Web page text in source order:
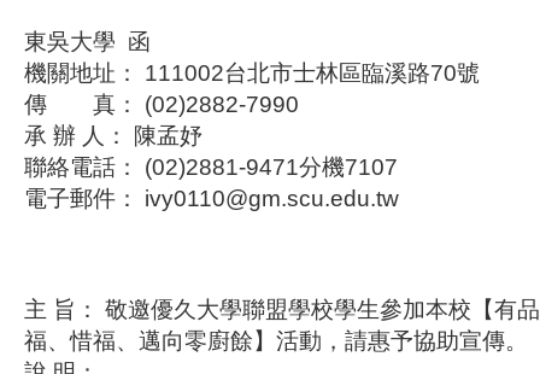
東吳大學 函
機關地址： 111002台北市士林區臨溪路70號
傳 真： (02)2882-7990
承 辦 人： 陳孟妤
聯絡電話： (02)2881-9471分機7107
電子郵件： ivy0110@gm.scu.edu.tw
主 旨： 敬邀優久大學聯盟學校學生參加本校【有
福、惜福、邁向零廚餘】活動，請惠予協助宣傳。